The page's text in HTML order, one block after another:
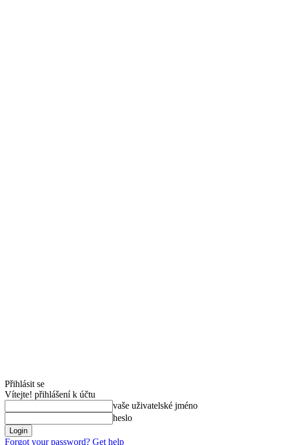
Přihlásit se
Vítejte! přihlášení k účtu
vaše uživatelské jméno
heslo
Forgot your password? Get help